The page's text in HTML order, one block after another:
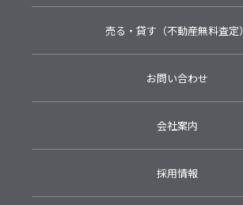
売る・貸す（不動産無料査定）
お問い合わせ
会社案内
採用情報